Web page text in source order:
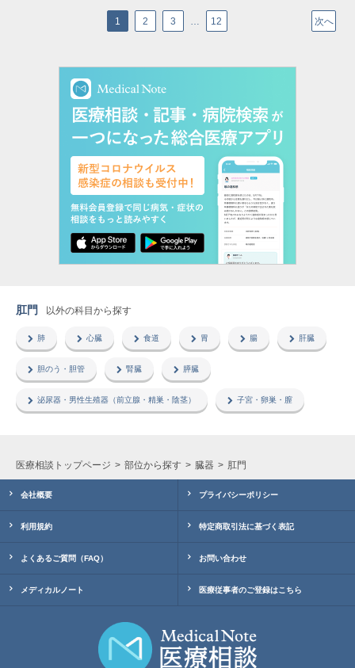
次へ
1 2 3 12
肛門 以外の科目から探す
肺 心臓 食道 胃 腸 肝臓
胆のう・胆管 腎臓 膵臓
泌尿器・男性生殖器（前立腺・精巣・陰茎） 子宮・卵巣・膣
医療相談トップページ 部位から探す 臓器 肛門
会社概要 プライバシーポリシー
利用規約 特定商取引法に基づく表記
よくあるご質問（FAQ） お問い合わせ
メディカルノート 医療従事者のご登録はこちら